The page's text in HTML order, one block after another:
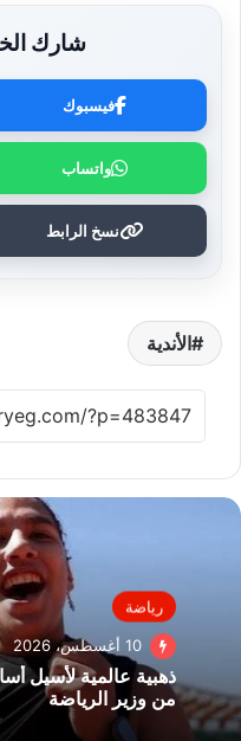
شارك
فيسبوك
واتساب
نسخ الرابط
الأندية
رياضة
10 أغسطس، 2026
ذهبية عالمية لأسيل
من وزير الرياضة